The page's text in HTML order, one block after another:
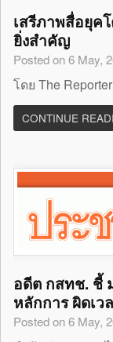
เสรีภาพสื่อยุค
ยิ่งสำคัญ
Posted on 6 May,
โดย The Reporter
CONTINUE
อดีต กสทช. ชี้
หลักการ ผิดเ
Posted on 6 May,